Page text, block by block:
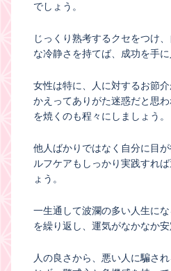
でしょう。
じっくり熟考するクセをつけ
な冷静さを持てば、成功を手に
女性は特に、人に対するお節介
かえってありがた迷惑だと思
を焼くのも程々にしましょう。
他人ばかりではなく自分に目
ルフケアもしっかり実践すれ
ょう。
一生通して波瀾の多い人生に
を繰り返し、運気がなかなか安
人の良さから、悪い人に騙さ